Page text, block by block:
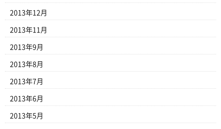
2013年12月
2013年11月
2013年9月
2013年8月
2013年7月
2013年6月
2013年5月